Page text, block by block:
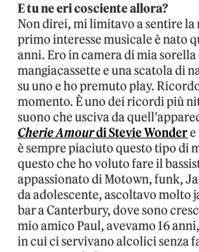
E tu ne eri cosciente allora?
Non direi, mi limitavo a sentire la
primo interesse musicale è nato
anni. Ero in camera di mia sorella
mangiacassette e una scatola di
su uno e ho premuto play.
momento. È uno dei ricordi più
suono che usciva da
Cherie Amourdi Stevie Wondere
è sempre piaciuto questo tipo di
questo che ho voluto fare il
appassionato di Motown, funk,
da adolescente, ascoltavo molto
bar a Canterbury, dove sono
mio amico Paul, avevamo 16
in cui ci servivano alcolici senza